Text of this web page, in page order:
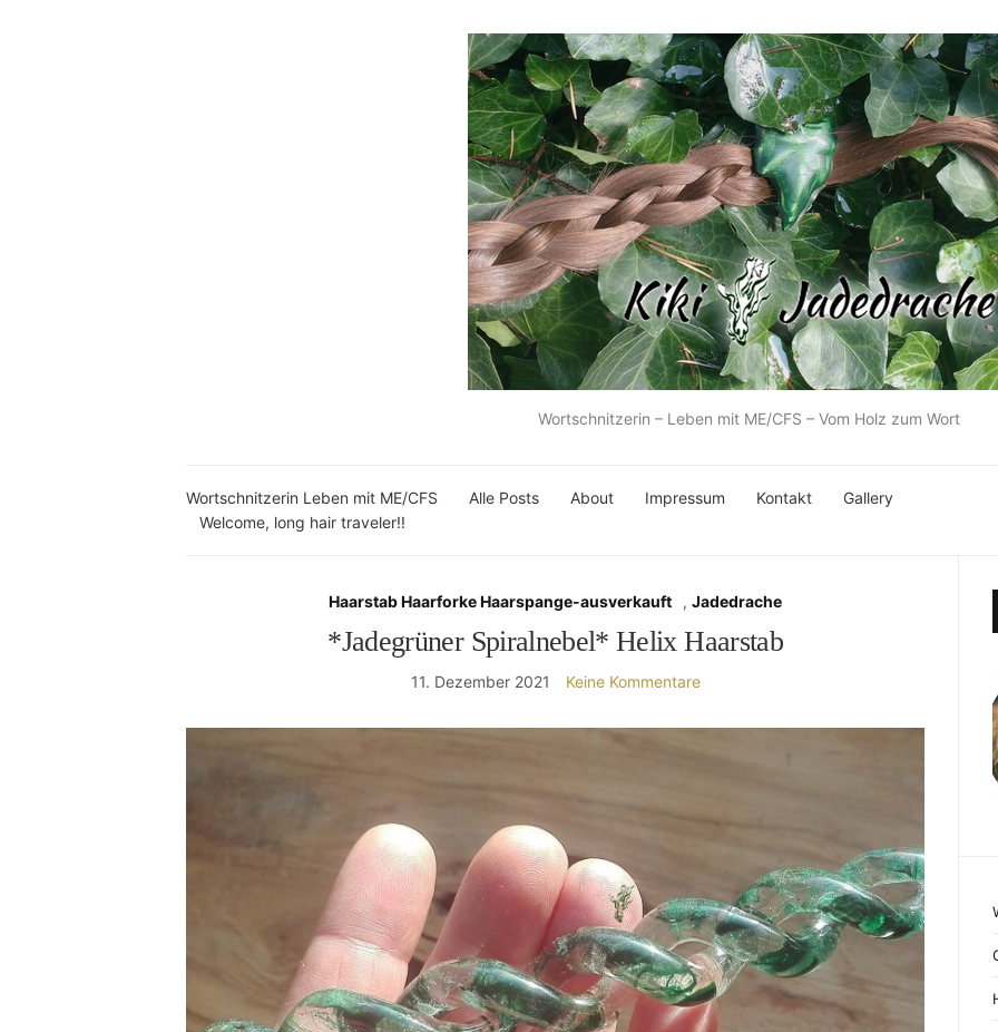
Wortschnitzerin – Leben mit ME/CFS – Vom Holz zum Wort
Wortschnitzerin Leben mit ME/CFS Alle Posts About Impressum Kontakt
Gallery
Welcome, long hair traveler!!
Haarstab Haarforke Haarspange-ausverkauft ,Jadedrache
*Jadegrüner Spiralnebel* Helix Haarstab
11. Dezember 2021 Keine Kommentare